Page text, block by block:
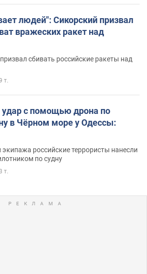
людей": Сикорский призвал
вражеских ракет над
сбивать российские ракеты над
т.
удар с помощью дрона по
в Чёрном море у Одессы:
российские террористы нанесли
по судну
т.